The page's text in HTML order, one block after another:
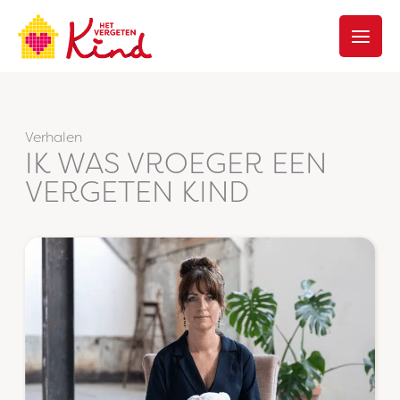
naar
Verhalen
IK WAS VROEGER EEN
VERGETEN KIND